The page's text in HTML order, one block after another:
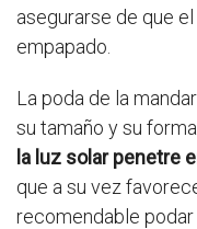
asegurarse de que
empapado.
La poda de la
su tamaño y su forma.
la luz solar penetre
que a su vez
recomendable